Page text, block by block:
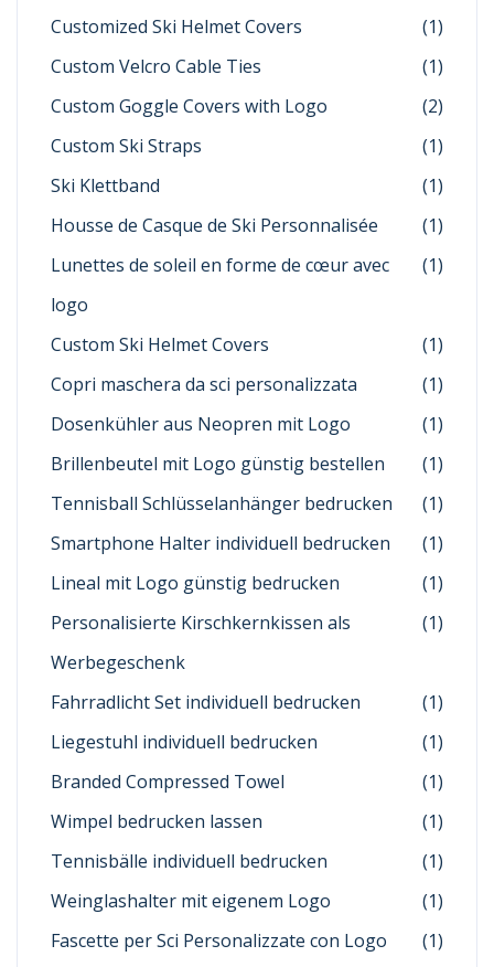
Customized Ski Helmet Covers
(1)
Custom Velcro Cable Ties
(1)
Custom Goggle Covers with Logo
(2)
Custom Ski Straps
(1)
Ski Klettband
(1)
Housse de Casque de Ski Personnalisée
(1)
Lunettes de soleil en forme de cœur avec
logo
(1)
Custom Ski Helmet Covers
(1)
Copri maschera da sci personalizzata
(1)
Dosenkühler aus Neopren mit Logo
(1)
Brillenbeutel mit Logo günstig bestellen
(1)
Tennisball Schlüsselanhänger bedrucken
(1)
Smartphone Halter individuell bedrucken
(1)
Lineal mit Logo günstig bedrucken
(1)
Personalisierte Kirschkernkissen als
Werbegeschenk
(1)
Fahrradlicht Set individuell bedrucken
(1)
Liegestuhl individuell bedrucken
(1)
Branded Compressed Towel
(1)
Wimpel bedrucken lassen
(1)
Tennisbälle individuell bedrucken
(1)
Weinglashalter mit eigenem Logo
(1)
Fascette per Sci Personalizzate con Logo
(1)